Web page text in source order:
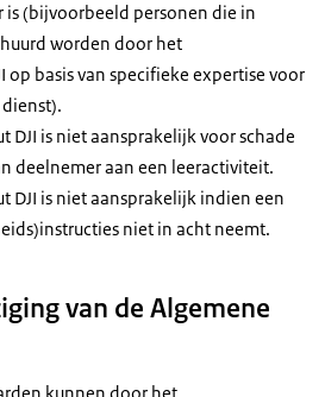
(bijvoorbeeld personen die in
worden door het
op basis van specifieke expertise voor
DJI is niet aansprakelijk voor schade
deelnemer aan een leeractiviteit.
DJI is niet aansprakelijk indien een
niet in acht neemt.
van de Algemene